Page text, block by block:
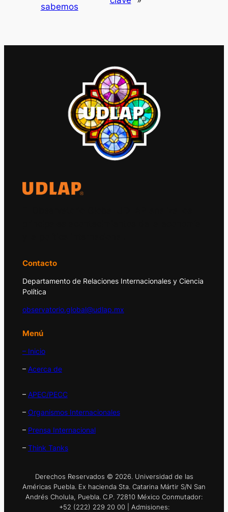
sabemos
Contacto
Departamento de Relaciones Internacionales y Ciencia
Política
observatorio.global@udlap.mx
Menú
– Inicio
– Acerca de
– APEC/PECC
– Organismos Internacionales
– Prensa Internacional
– Think Tanks
Derechos Reservados © 2026. Universidad de las
Américas Puebla. Ex hacienda Sta. Catarina Mártir S/N San
Andrés Cholula, Puebla. C.P. 72810 México Conmutador:
+52 (222) 229 20 00 | Admisiones: